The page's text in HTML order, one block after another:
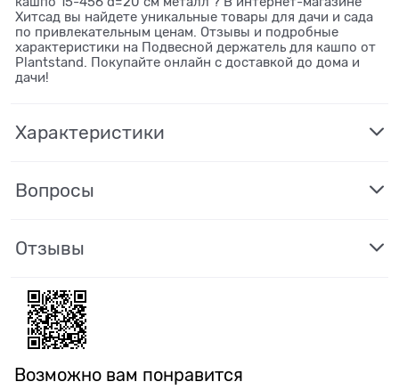
Хитсад вы найдете уникальные товары для дачи и сада
по привлекательным ценам. Отзывы и подробные
характеристики на Подвесной держатель для кашпо от
Plantstand. Покупайте онлайн с доставкой до дома и
дачи!
Характеристики
Вопросы
Отзывы
Возможно вам понравится